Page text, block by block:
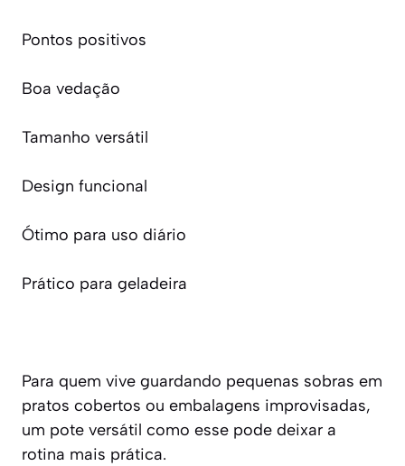
Pontos positivos
Boa vedação
Tamanho versátil
Design funcional
Ótimo para uso diário
Prático para geladeira
Para quem vive guardando pequenas sobras em
pratos cobertos ou embalagens improvisadas,
um pote versátil como esse pode deixar a
rotina mais prática.